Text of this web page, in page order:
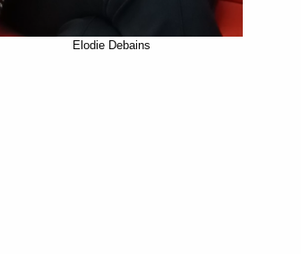
Elodie Debains